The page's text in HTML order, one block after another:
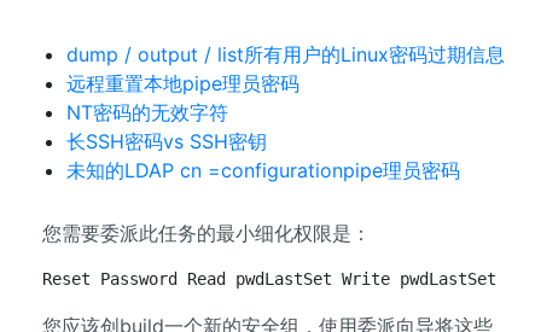
dump / output / list所有用户的Linux密码过期信息
远程重置本地pipe理员密码
NT密码的无效字符
长SSH密码vs SSH密钥
未知的LDAP cn =configurationpipe理员密码
您需要委派此任务的最小细化权限是：
Reset Password Read pwdLastSet Write pwdLastSet
您应该创build一个新的安全组，使用委派向导将这些